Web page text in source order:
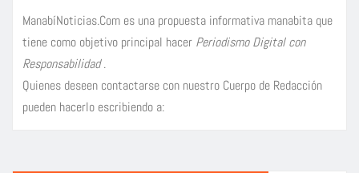
ManabíNoticias.Com es una propuesta informativa manabita que
tiene como objetivo principal hacer Periodismo Digital con
Responsabilidad.
Quienes deseen contactarse con nuestro Cuerpo de Redacción
pueden hacerlo escribiendo a: